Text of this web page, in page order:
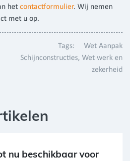
het contactformulier. Wij nemen
met u op.
Tags:
Wet Aanpak
Schijnconstructies Wet werk en
zekerheid
nu beschikbaar voor